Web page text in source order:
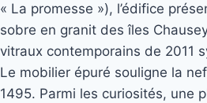
« La promesse »), l’édifice
sobre en granit des îles
vitraux contemporains de 2011
Le mobilier épuré souligne la
1495. Parmi les curiosités, une